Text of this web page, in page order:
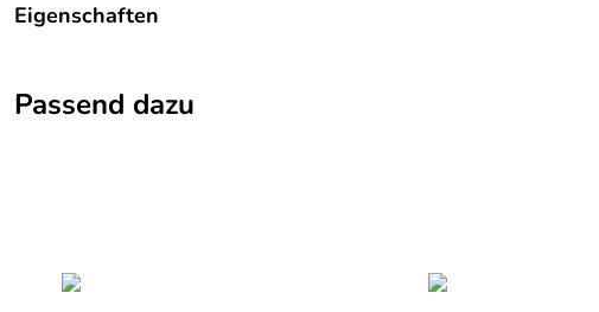
Eigenschaften
Artikelname:
Warn-/Sicherheitshinweise:
Reichweite von Kindern
Passend dazu